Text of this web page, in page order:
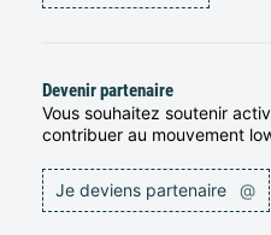
Devenir partenaire
Vous souhaitez soutenir
contribuer au mouvement
Je deviens partenaire @